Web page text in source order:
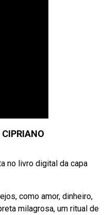
no livro digital da capa
como amor, dinheiro,
milagrosa, um ritual de